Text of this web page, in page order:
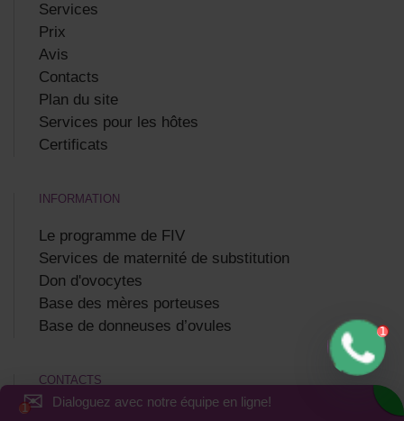
Services
Prix
Avis
Contacts
Plan du site
Services pour les hôtes
Certificats
INFORMATION
Le programme de FIV
Services de maternité de substitution
Don d'ovocytes
Base des mères porteuses
Base de donneuses d’ovules
CONTACTS
✉ Dialoguez avec notre équipe en ligne!